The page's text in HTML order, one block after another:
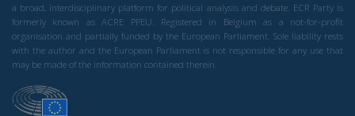
a broad, interdisciplinary platform for political analysis and debate. ECR Party is
formerly known as ACRE PPEU. Registered in Belgium as a not-for-profit
organisation and partially funded by the European Parliament. Sole liability rests
with the author and the European Parliament is not responsible for any use that
may be made of the information contained therein.